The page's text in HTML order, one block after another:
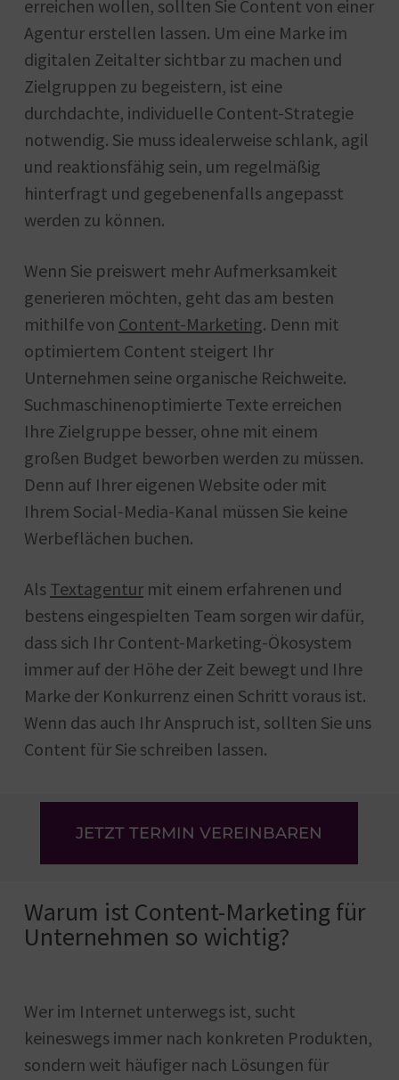
erreichen wollen, sollten Sie Content von einer
Agentur erstellen lassen. Um eine Marke im
digitalen Zeitalter sichtbar zu machen und
Zielgruppen zu begeistern, ist eine
durchdachte, individuelle Content-Strategie
notwendig. Sie muss idealerweise schlank, agil
und reaktionsfähig sein, um regelmäßig
hinterfragt und gegebenenfalls angepasst
werden zu können.
Wenn Sie preiswert mehr Aufmerksamkeit
generieren möchten, geht das am besten
mithilfe von Content-Marketing. Denn mit
optimiertem Content steigert Ihr
Unternehmen seine organische Reichweite.
Suchmaschinenoptimierte Texte erreichen
Ihre Zielgruppe besser, ohne mit einem
großen Budget beworben werden zu müssen.
Denn auf Ihrer eigenen Website oder mit
Ihrem Social-Media-Kanal müssen Sie keine
Werbeflächen buchen.
Als Textagenturmit einem erfahrenen und
bestens eingespielten Team sorgen wir dafür,
dass sich Ihr Content-Marketing-Ökosystem
immer auf der Höhe der Zeit bewegt und Ihre
Marke der Konkurrenz einen Schritt voraus ist.
Wenn das auch Ihr Anspruch ist, sollten Sie uns
Content für Sie schreiben lassen.
JETZT TERMIN VEREINBAREN
Warum ist Content-Marketing für
Unternehmen so wichtig?
Wer im Internet unterwegs ist, sucht
keineswegs immer nach konkreten Produkten,
sondern weit häufiger nach Lösungen für